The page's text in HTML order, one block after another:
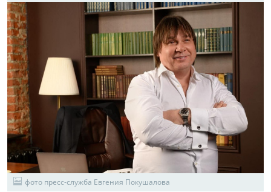
фото пресс-служба Евгения Покушалова